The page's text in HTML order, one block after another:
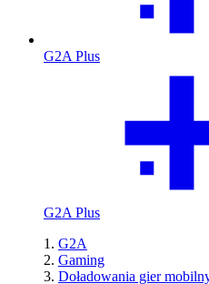
G2A Plus
G2A Plus
G2A
Gaming
Doładowania gier